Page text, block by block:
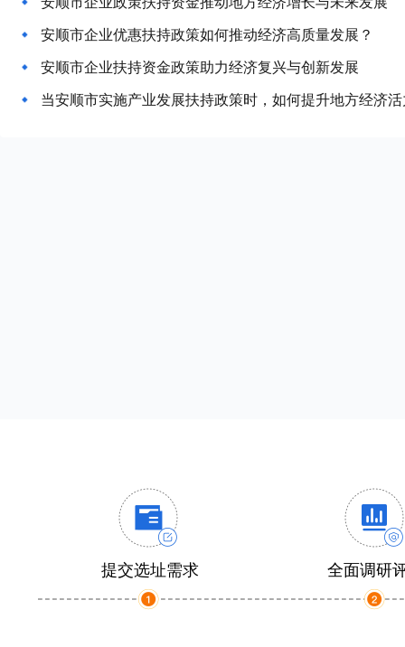
安顺市企业优惠扶持政策如何推动经济高质量发展？
安顺市企业扶持资金政策助力经济复兴与创新发展
当安顺市实施产业发展扶持政策时，如何提升地方经济
提交选址需求 全面调研